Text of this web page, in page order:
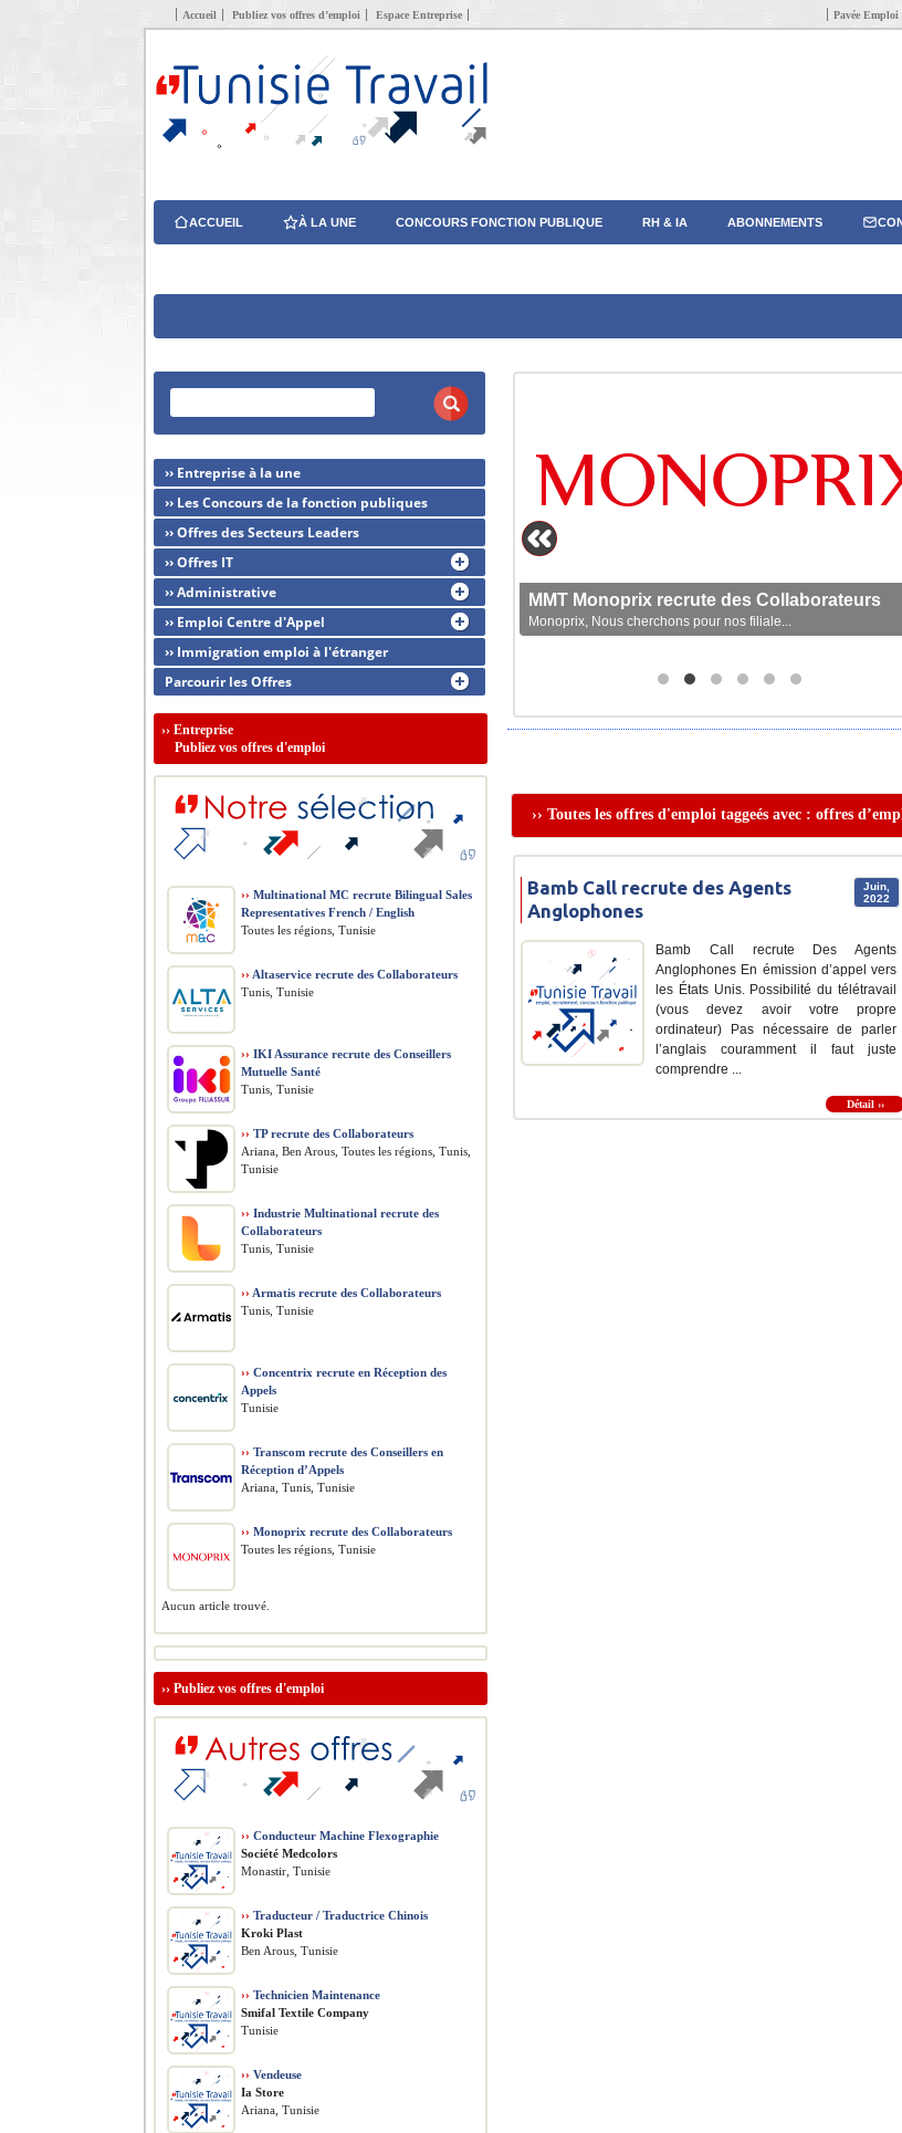
Accueil Publiez vos offres d’emploi Espace Entreprise Pavée Emploi
ACCUEIL À LA UNE CONCOURS FONCTION PUBLIQUE RH & IA ABONNEMENTS
MMT Monoprix recrute des Collaborateurs
Monoprix, Nous cherchons pour nos filiale...
›› Toutes les offres d'emploi taggeés avec : offres
Juin,
2022
Bamb Call recrute des Agents
Anglophones
Bamb Call recrute Des Agents
Anglophones En émission d’appel vers
les États Unis. Possibilité du télétravail
(vous devez avoir votre propre
ordinateur) Pas nécessaire de parler
l’anglais couramment il faut juste
comprendre ...
Détail ››
›› Entreprise à la une
›› Les Concours de la fonction publiques
›› Offres des Secteurs Leaders
›› Offres IT
›› Administrative
›› Emploi Centre d'Appel
›› Immigration emploi à l'étranger
Parcourir les Offres
›› Entreprise
Publiez vos offres d'emploi
›› Multinational MC recrute Bilingual Sales
Representatives French / English
Toutes les régions, Tunisie
›› Altaservice recrute des Collaborateurs
Tunis, Tunisie
›› IKI Assurance recrute des Conseillers
Mutuelle Santé
Tunis, Tunisie
›› TP recrute des Collaborateurs
Ariana, Ben Arous, Toutes les régions, Tunis,
Tunisie
›› Industrie Multinational recrute des
Collaborateurs
Tunis, Tunisie
›› Armatis recrute des Collaborateurs
Tunis, Tunisie
›› Concentrix recrute en Réception des
Appels
Tunisie
›› Transcom recrute des Conseillers en
Réception d’Appels
Ariana, Tunis, Tunisie
›› Monoprix recrute des Collaborateurs
Toutes les régions, Tunisie
Aucun article trouvé.
›› Publiez vos offres d'emploi
›› Conducteur Machine Flexographie
Société Medcolors
Monastir, Tunisie
›› Traducteur / Traductrice Chinois
Kroki Plast
Ben Arous, Tunisie
›› Technicien Maintenance
Smifal Textile Company
Tunisie
›› Vendeuse
Ia Store
Ariana, Tunisie